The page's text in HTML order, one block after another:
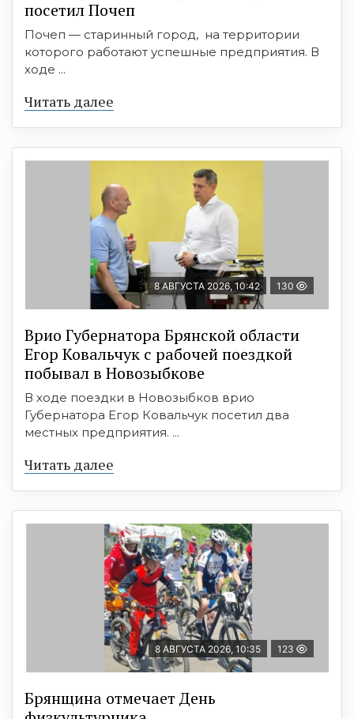
посетил Почеп
Почеп — старинный город, на территории
которого работают успешные предприятия. В
ходе ...
Читать далее
8 АВГУСТА 2026, 10:42 130
Врио Губернатора Брянской области
Егор Ковальчук с рабочей поездкой
побывал в Новозыбкове
В ходе поездки в Новозыбков врио
Губернатора Егор Ковальчук посетил два
местных предприятия. ...
Читать далее
8 АВГУСТА 2026, 10:35 123
Брянщина отмечает День